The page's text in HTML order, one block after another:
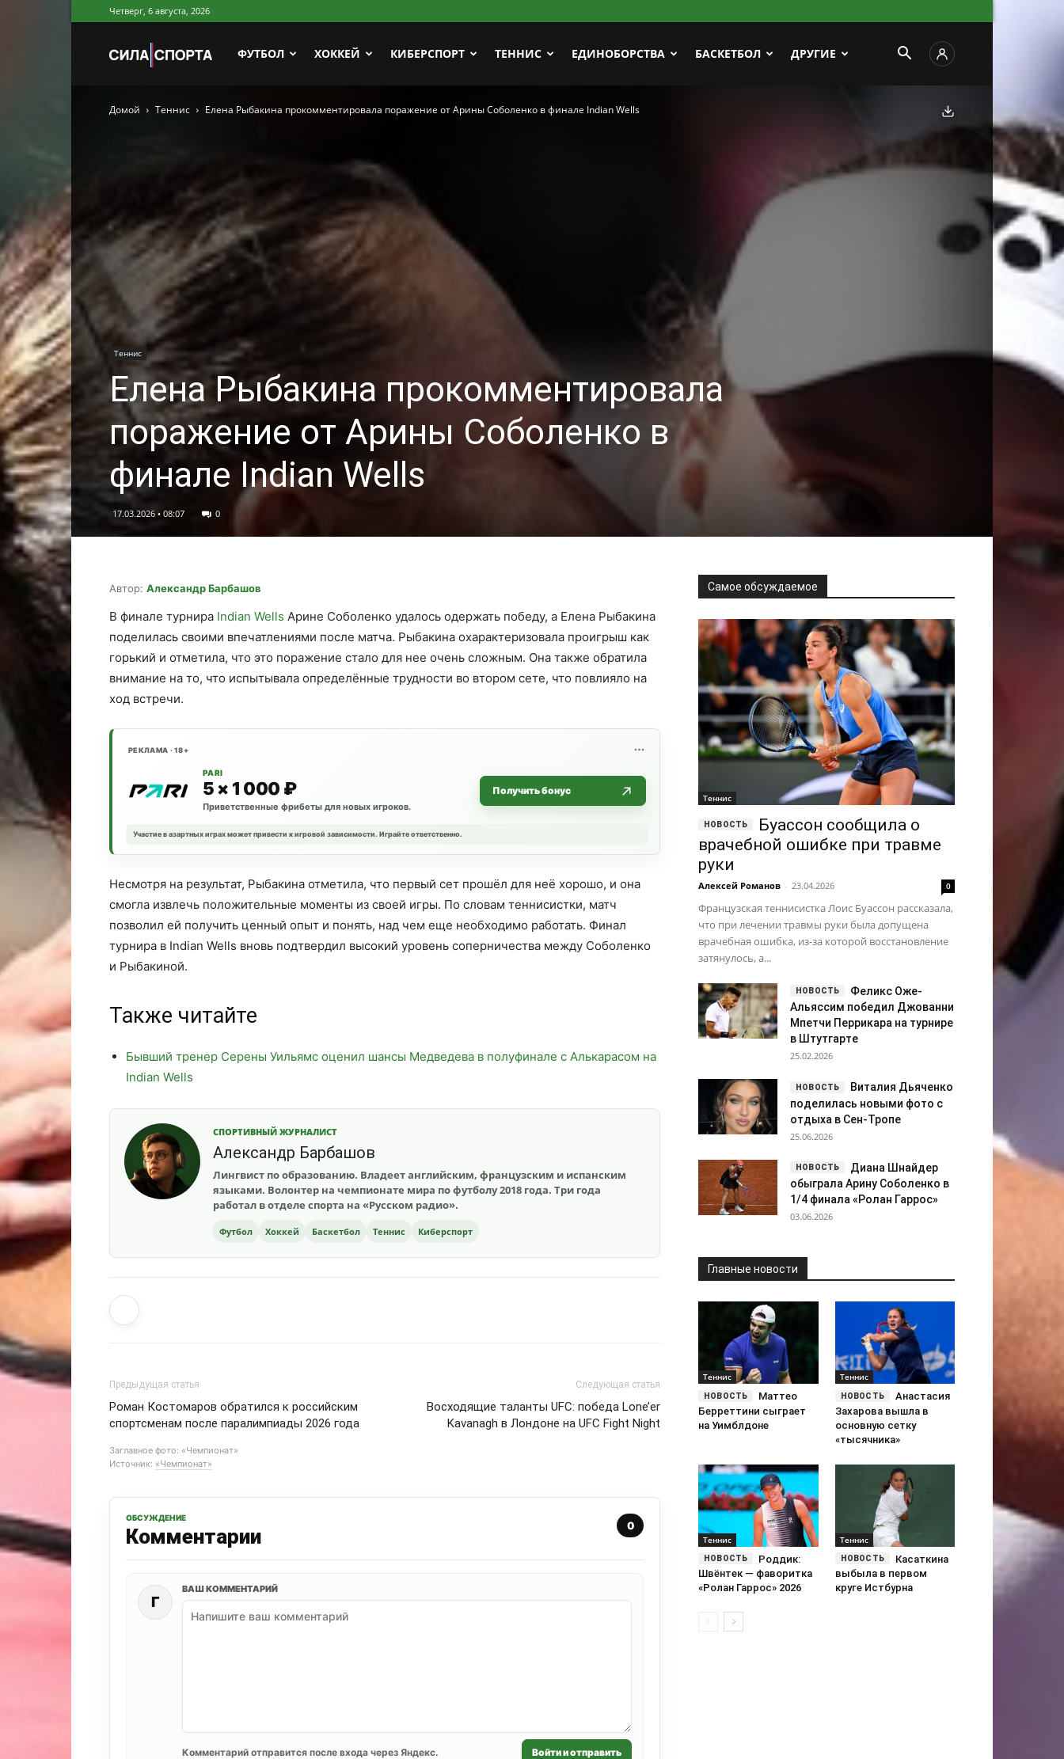
Четверг, 6 августа, 2026
Сила
Спорта
ФУТБОЛ ХОККЕЙ КИБЕРСПОРТ ТЕННИС ЕДИНОБОРСТВА БАСКЕТБОЛ ДРУГИЕ
Домой Теннис Елена Рыбакина прокомментировала поражение от Арины Соболенко в финале Indian Wells
Теннис
Елена Рыбакина прокомментировала
поражение от Арины Соболенко в
финале Indian Wells
17.03.2026 • 08:07 0
Скачать фото
Автор: Александр Барбашов
В финале турнира Indian Wells Арине Соболенко удалось одержать победу, а Елена Рыбакина
поделилась своими впечатлениями после матча. Рыбакина охарактеризовала проигрыш как
горький и отметила, что это поражение стало для нее очень сложным. Она также обратила
внимание на то, что испытывала определённые трудности во втором сете, что повлияло на
ход встречи.
РЕКЛАМА · 18+
PARI
5 × 1 000 ₽
Приветственные фрибеты для новых игроков.
Получить бонус
Участие в азартных играх может привести к игровой зависимости. Играйте ответственно.
Несмотря на результат, Рыбакина отметила, что первый сет прошёл для неё хорошо, и она
смогла извлечь положительные моменты из своей игры. По словам теннисистки, матч
позволил ей получить ценный опыт и понять, над чем еще необходимо работать. Финал
турнира в Indian Wells вновь подтвердил высокий уровень соперничества между Соболенко
и Рыбакиной.
Также читайте
Бывший тренер Серены Уильямс оценил шансы Медведева в полуфинале с Алькарасом на
Indian Wells
СПОРТИВНЫЙ ЖУРНАЛИСТ
Александр Барбашов
Лингвист по образованию. Владеет английским, французским и испанским
языками. Волонтер на чемпионате мира по футболу 2018 года. Три года
работал в отделе спорта на «Русском радио».
Футбол Хоккей Баскетбол Теннис Киберспорт
Предыдущая статья
Роман Костомаров обратился к российским
спортсменам после паралимпиады 2026 года
Следующая статья
Восходящие таланты UFC: победа Lone’er
Kavanagh в Лондоне на UFC Fight Night
Заглавное фото: «Чемпионат»
Источник: «Чемпионат»
ОБСУЖДЕНИЕ
Комментарии 0
Г
ВАШ КОММЕНТАРИЙ
Комментарий отправится после входа через Яндекс. Войти и отправить
Самое обсуждаемое
Теннис
Буассон сообщила о
врачебной ошибке при травме
руки
Алексей Романов - 23.04.2026 0
Французская теннисистка Лоис Буассон рассказала,
что при лечении травмы руки была допущена
врачебная ошибка, из-за которой восстановление
затянулось, а...
Феликс Оже-
Альяссим победил Джованни
Мпетчи Перрикара на турнире
в Штутгарте
25.02.2026
Виталия Дьяченко
поделилась новыми фото с
отдыха в Сен-Тропе
25.06.2026
Диана Шнайдер
обыграла Арину Соболенко в
1/4 финала «Ролан Гаррос»
03.06.2026
Главные новости
Теннис
Маттео
Берреттини сыграет
на Уимблдоне
Теннис
Анастасия
Захарова вышла в
основную сетку
«тысячника»
Теннис
Роддик:
Швёнтек — фаворитка
«Ролан Гаррос» 2026
Теннис
Касаткина
выбыла в первом
круге Истбурна